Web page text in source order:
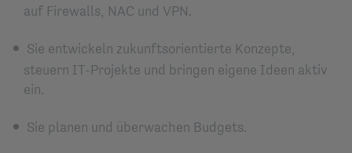
auf Firewalls, NAC und VPN.
Sie entwickeln zukunftsorientierte Konzepte,
steuern IT-Projekte und bringen eigene Ideen aktiv
ein.
Sie planen und überwachen Budgets.